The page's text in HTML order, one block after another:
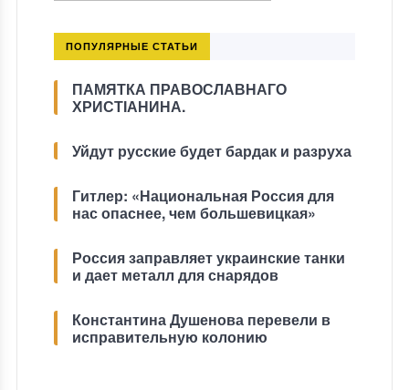
ПОПУЛЯРНЫЕ СТАТЬИ
ПАМЯТКА ПРАВОСЛАВНАГО
ХРИСТІАНИНА.
Уйдут русские будет бардак и разруха
Гитлер: «Национальная Россия для
нас опаснее, чем большевицкая»
Россия заправляет украинские танки
и дает металл для снарядов
Константина Душенова перевели в
исправительную колонию